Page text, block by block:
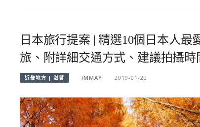
日本旅行提案 | 精選10個日本人
旅、附詳細交通方式、建議拍攝時
近畿地方 | 滋賀 IMMAY 2019-01-22